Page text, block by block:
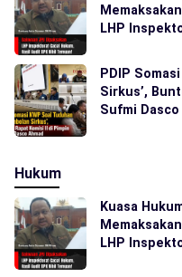
LHP
PDIP
Sirkus’,
Sufmi Dasco
Hukum
Kuasa
LHP